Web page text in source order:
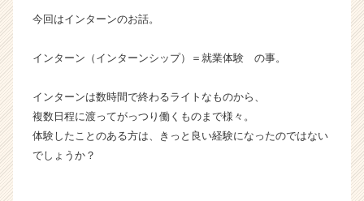
ト
届
活
サ
イ
今回はインターンのお話。
インターン（インターンシップ）＝就業体験 の事。
インターンは数時間で終わるライトなものから、
複数日程に渡ってがっつり働くものまで様々。
体験したことのある方は、きっと良い経験になったのではない
でしょうか？